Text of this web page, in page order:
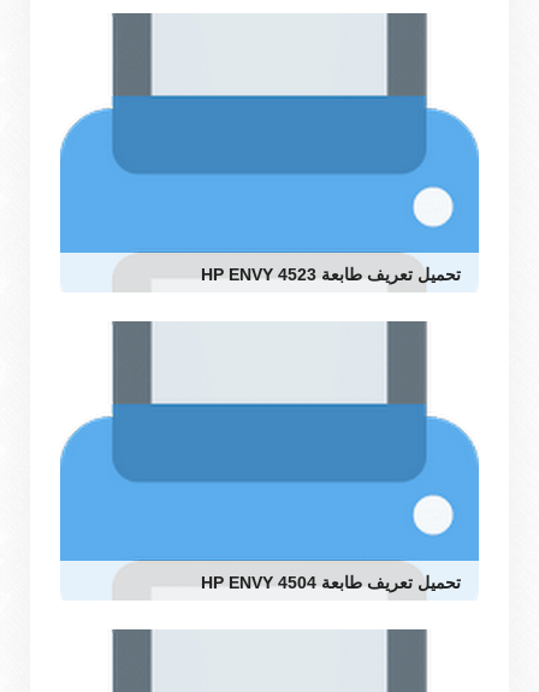
تحميل تعريف طابعة HP ENVY 4523
تحميل تعريف طابعة HP ENVY 4504